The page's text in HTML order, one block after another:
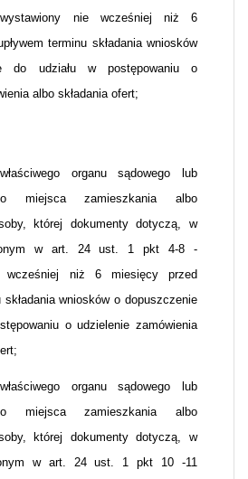
nie wcześniej niż 6
terminu składania wniosków
do udziału w postępowaniu o
albo składania ofert;
organu sądowego lub
miejsca zamieszkania albo
której dokumenty dotyczą, w
w art. 24 ust. 1 pkt 4-8 -
wcześniej niż 6 miesięcy przed
składania wniosków o dopuszczenie
o udzielenie zamówienia
organu sądowego lub
miejsca zamieszkania albo
której dokumenty dotyczą, w
w art. 24 ust. 1 pkt 10 -11